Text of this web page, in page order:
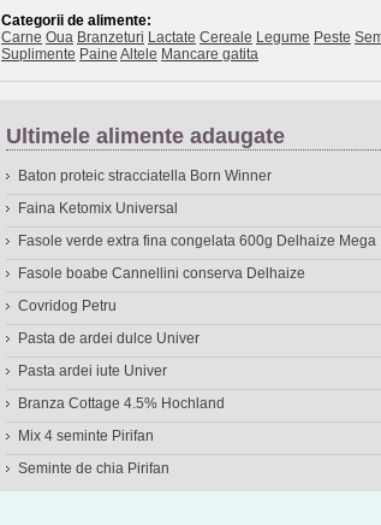
Categorii de alimente:
Carne Oua Branzeturi Lactate Cereale Legume Peste
Suplimente Paine Altele Mancare gatita
Ultimele alimente adaugate
Baton proteic stracciatella Born Winner
Faina Ketomix Universal
Fasole verde extra fina congelata 600g Delhaize Mega
Fasole boabe Cannellini conserva Delhaize
Covridog Petru
Pasta de ardei dulce Univer
Pasta ardei iute Univer
Branza Cottage 4.5% Hochland
Mix 4 seminte Pirifan
Seminte de chia Pirifan